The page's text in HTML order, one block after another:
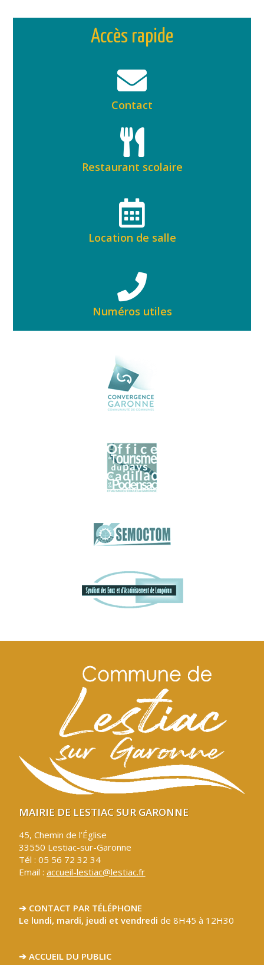
Accès rapide
Contact
Restaurant scolaire
Location de salle
Numéros utiles
MAIRIE DE LESTIAC SUR GARONNE
45, Chemin de l’Église
33550 Lestiac-sur-Garonne
Tél : 05 56 72 32 34
Email :accueil-lestiac@lestiac.fr
➔ CONTACT PAR TÉLÉPHONE
Le lundi, mardi, jeudi et vendredide 8H45 à 12H30
➔ ACCUEIL DU PUBLIC